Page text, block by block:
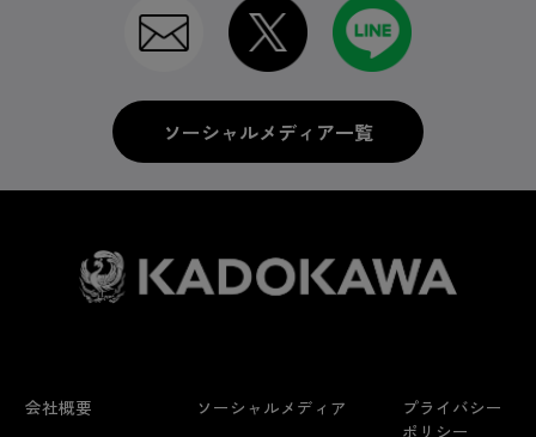
ソーシャルメディア一覧
会社概要
ソーシャルメディア
プライバシー
ポリシー